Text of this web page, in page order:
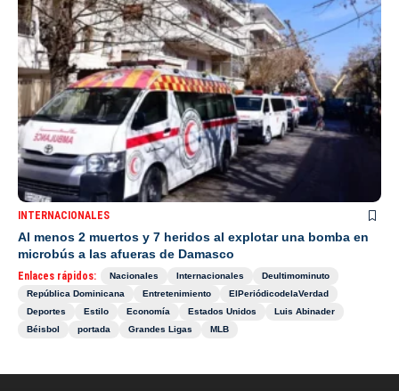
INTERNACIONALES
Al menos 2 muertos y 7 heridos al explotar una bomba en
microbús a las afueras de Damasco
Enlaces rápidos: Nacionales Internacionales
Deultimominuto
República Dominicana
Entretenimiento
ElPeriódicodelaVerdad
Deportes
Estilo Economía Estados Unidos
Luis Abinader
Béisbol
portada Grandes Ligas MLB